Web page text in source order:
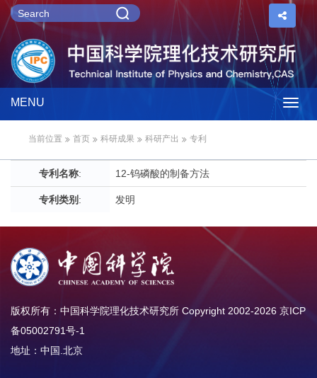
MENU
当前位置 首页 科研成果 科研产出 专利
专利名称: 12-钨磷酸的制备方法
专利类别 : 发明
版权所有：中国科学院理化技术研究所 Copyright 2002-2026 京ICP
备05002791号-1
地址：中国.北京